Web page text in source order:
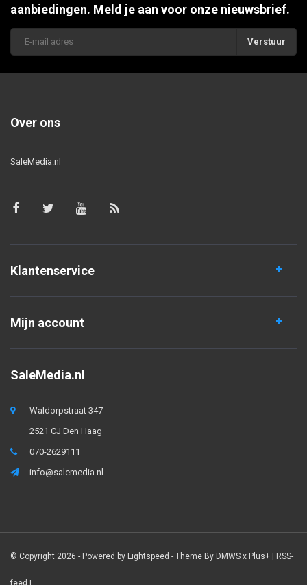
aanbiedingen. Meld je aan voor onze nieuwsbrief.
Verstuur
Over ons
SaleMedia.nl
Klantenservice
Mijn account
SaleMedia.nl
Waldorpstraat 347
2521 CJ Den Haag
070-2629111
info@salemedia.nl
© Copyright 2026 - Powered by Lightspeed - Theme By DMWS x Plus+ | RSS-
feed |